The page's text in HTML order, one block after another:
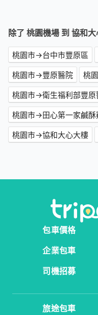
除了 桃園機場 到 協和
桃園市→台中市豐原區
桃園市→豐原醫院
桃
桃園市→衛生福利部豐原
桃園市→田心第一家鹹酥
桃園市→協和大心大樓
包車價格
企業包車
司機招募
旅途包車